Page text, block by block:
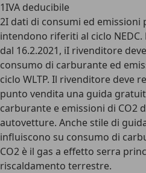
1IVA deducibile
2I dati di consumi ed emissioni
intendono riferiti al ciclo
dal 16.2.2021, iI rivenditore
consumo di carburante ed
ciclo WLTP. Il rivenditore deve
punto vendita una guida
carburante e emissioni di CO2
autovetture. Anche stile di
influiscono su consumo di
CO2 è il gas a effetto serra
riscaldamento terrestre.